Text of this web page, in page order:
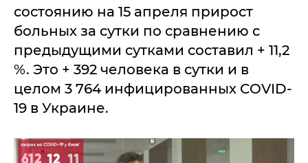
состоянию на 15 апреля прирост
больных за сутки по сравнению с
предыдущими сутками составил + 11,2
%. Это + 392 человека в сутки и в
целом 3 764 инфицированных COVID-
19 в Украине.